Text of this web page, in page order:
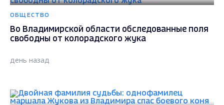
ОБЩЕСТВО
Во Владимирской области обследованные поля
свободны от колорадского жука
день назад